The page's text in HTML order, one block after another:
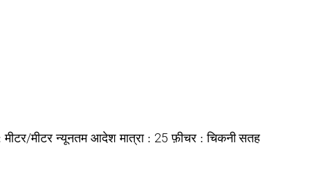
मीटर/मीटर न्यूनतम आदेश मात्रा : 25 फ़ीचर :चिकनी सतह